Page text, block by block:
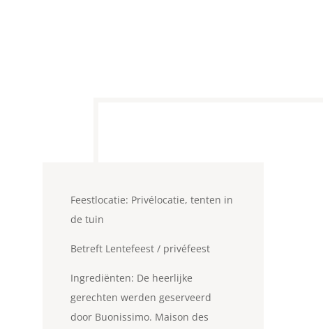
Feestlocatie: Privélocatie, tenten in
de tuin
Betreft Lentefeest / privéfeest
Ingrediënten: De heerlijke
gerechten werden geserveerd
door Buonissimo. Maison des